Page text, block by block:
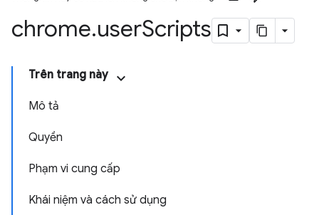
chrome.userScripts
Trên trang này
Mô tả
Quyền
Phạm vi cung cấp
Khái niệm và cách sử dụng